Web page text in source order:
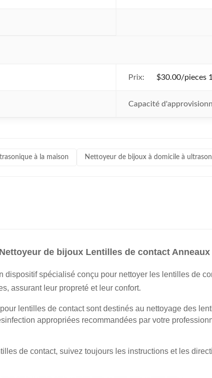
Prix: $30.00/pieces
Capacité
à la maison Nettoyeur de bijoux à domicile à
de bijoux Lentilles de contact
dispositif spécialisé conçu pour nettoyer les lentilles de
assurant leur propreté et leur confort.
lentilles de contact sont destinés au nettoyage des
appropriées recommandées par votre
de contact, suivez toujours les instructions et les